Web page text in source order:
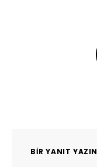
BIR YANIT YAZIN